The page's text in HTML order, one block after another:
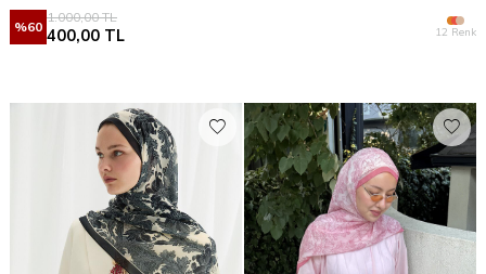
%60
1.000,00TL
400,00 TL 12 Renk